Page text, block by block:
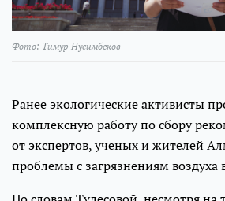
Фото: Тимур Нусимбеков
Ранее экологические активисты
комплексную работу по сбору
от экспертов, ученых и жителей
проблемы с загрязнениям воздуха